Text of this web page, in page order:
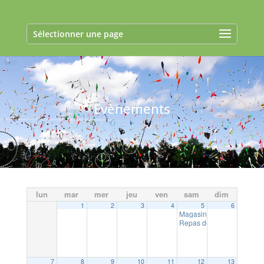
Sélectionner une page
Evènements
lun mar mer jeu ven sam dim
1 2 3 4 5
Magasin gratuit –
Repas des aînés
6
7 8 9 10 11 12 13